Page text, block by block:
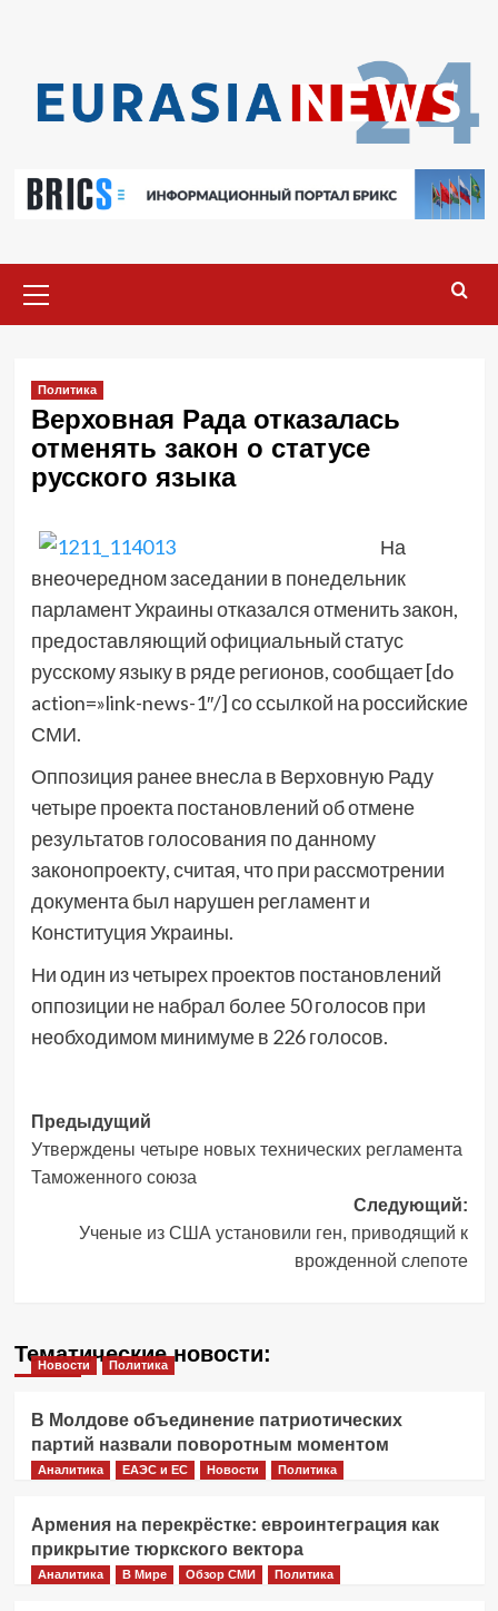
меню
Политика
Верховная Рада отказалась
отменять закон о статусе
русского языка
На
внеочередном заседании в понедельник
парламент Украины отказался отменить закон,
предоставляющий официальный статус
русскому языку в ряде регионов, сообщает [do
action=»link-news-1″/] со ссылкой на российские
СМИ.
Оппозиция ранее внесла в Верховную Раду
четыре проекта постановлений об отмене
результатов голосования по данному
законопроекту, считая, что при рассмотрении
документа был нарушен регламент и
Конституция Украины.
Ни один из четырех проектов постановлений
оппозиции не набрал более 50 голосов при
необходимом минимуме в 226 голосов.
Навигация
записи
Предыдущий
Утверждены четыре новых технических регламента
Таможенного союза
Следующий:
Ученые из США установили ген, приводящий к
врожденной слепоте
Тематические новости:
Новости Политика
В Молдове объединение патриотических
партий назвали поворотным моментом
Аналитика ЕАЭС и ЕС Новости Политика
Армения на перекрёстке: евроинтеграция как
прикрытие тюркского вектора
Аналитика В Мире Обзор СМИ Политика